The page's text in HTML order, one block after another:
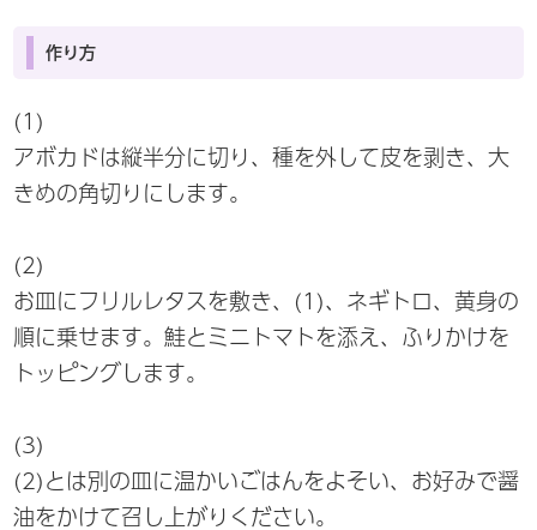
作り方
(1)
アボカドは縦半分に切り、種を外して皮を剥き、大
きめの角切りにします。
(2)
お皿にフリルレタスを敷き、(1)、ネギトロ、黄身の
順に乗せます。鮭とミニトマトを添え、ふりかけを
トッピングします。
(3)
(2)とは別の皿に温かいごはんをよそい、お好みで醤
油をかけて召し上がりください。